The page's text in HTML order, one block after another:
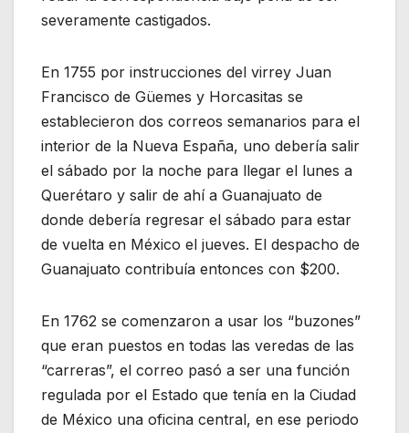
severamente castigados.
En 1755 por instrucciones del virrey Juan
Francisco de Güemes y Horcasitas se
establecieron dos correos semanarios para el
interior de la Nueva España, uno debería salir
el sábado por la noche para llegar el lunes a
Querétaro y salir de ahí a Guanajuato de
donde debería regresar el sábado para estar
de vuelta en México el jueves. El despacho de
Guanajuato contribuía entonces con $200.
En 1762 se comenzaron a usar los “buzones”
que eran puestos en todas las veredas de las
“carreras”, el correo pasó a ser una función
regulada por el Estado que tenía en la Ciudad
de México una oficina central, en ese periodo